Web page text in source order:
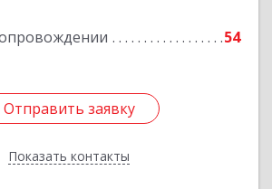
54
Отправить заявку
Показать контакты
Подробнее
Отправить заявку
Назад